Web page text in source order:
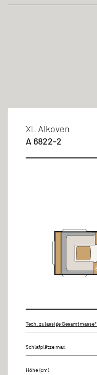
Schlafplätze
Doppelbett
Längseinzelbett
Sitzgruppe
Länge
bis 8m
bis 9m
XL Alkoven
A 6822-2
Tech. zulässige Gesamtmasse*
Schlafplätze max.
Höhe (cm)